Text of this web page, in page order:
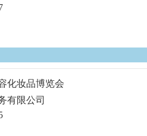
化妆品博览会
有限公司